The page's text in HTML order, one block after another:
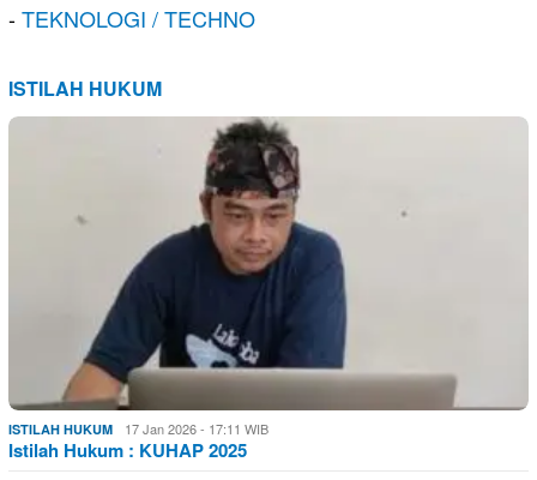
-TEKNOLOGI / TECHNO
ISTILAH HUKUM
ISTILAH HUKUM 17 Jan 2026 - 17:11 WIB
Istilah Hukum : KUHAP 2025